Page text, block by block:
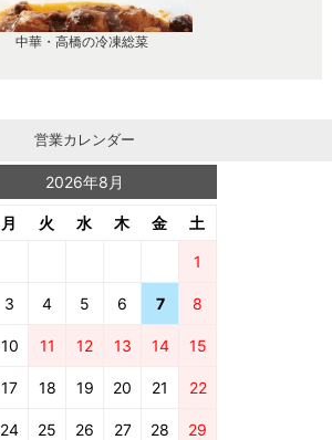
中華・高橋の冷凍総菜
営業カレンダー
2026年8月
月 火 水 木 金 土
1
3 4 5 6 7 8
10 11 12 13 14 15
17 18 19 20 21 22
24 25 26 27 28 29